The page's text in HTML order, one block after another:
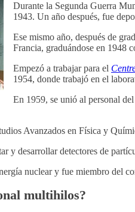
Durante la Segunda Guerra
1943. Un año después, fue
Ese mismo año, después de
Francia, graduándose en 1948
Empezó a trabajar para el
1954, donde trabajó en el
En 1959, se unió al personal del
Avanzados en Física y
y desarrollar detectores de
nuclear y fue miembro del
multihilos?